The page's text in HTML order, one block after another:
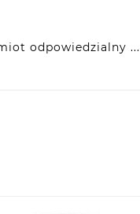
odpowiedzialny ...